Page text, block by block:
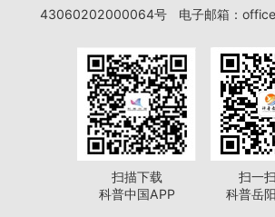
43060202000064号
电子邮箱：
扫描下载
科普中国APP
扫一
科普岳